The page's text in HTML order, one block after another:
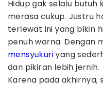
Hidup gak selalu butuh
merasa cukup. Justru
terlewat ini yang bikin
penuh warna. Dengan
mensyukuriyang
dan pikiran lebih jernih.
Karena pada akhirnya,